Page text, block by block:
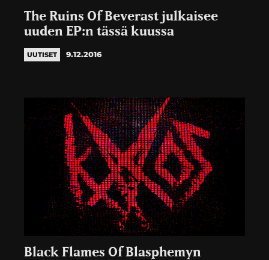
The Ruins Of Beverast julkaisee
uuden EP:n tässä kuussa
UUTISET 9.12.2016
Black Flames Of Blasphemyn